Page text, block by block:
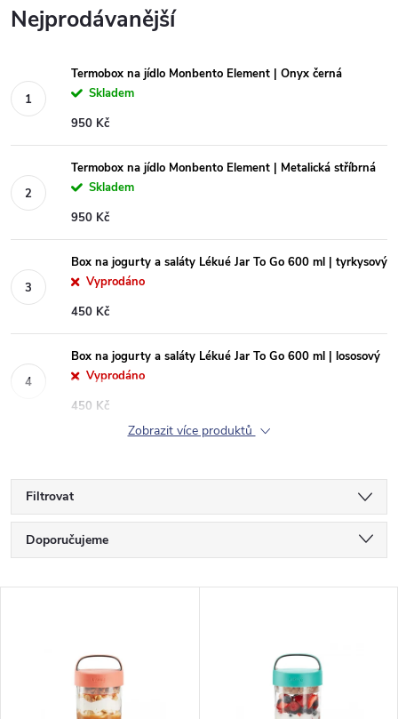
Nejprodávanější
Termobox na jídlo Monbento Element | Onyx černá
Skladem
950 Kč
Termobox na jídlo Monbento Element | Metalická stříbrná
Skladem
950 Kč
Box na jogurty a saláty Lékué Jar To Go 600 ml | tyrkysový
Vyprodáno
450 Kč
Box na jogurty a saláty Lékué Jar To Go 600 ml | lososový
Vyprodáno
450 Kč
Zobrazit více produktů
Filtrovat
Ř
a
Doporučujeme
Abecedně